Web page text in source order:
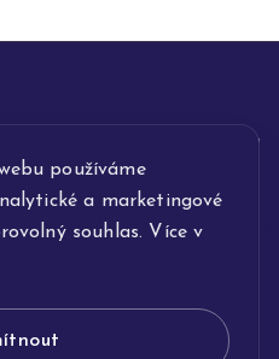
používáme
a marketingové
souhlas. Více v